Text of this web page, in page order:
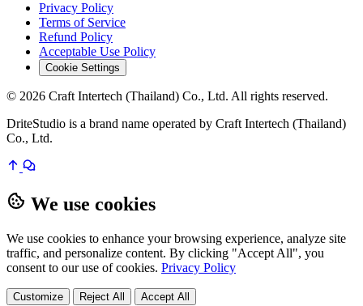
Privacy Policy
Terms of Service
Refund Policy
Acceptable Use Policy
Cookie Settings
© 2026 Craft Intertech (Thailand) Co., Ltd. All rights reserved.
DriteStudio is a brand name operated by Craft Intertech (Thailand)
Co., Ltd.
We use cookies
We use cookies to enhance your browsing experience, analyze site
traffic, and personalize content. By clicking "Accept All", you
consent to our use of cookies. Privacy Policy
Customize Reject All Accept All